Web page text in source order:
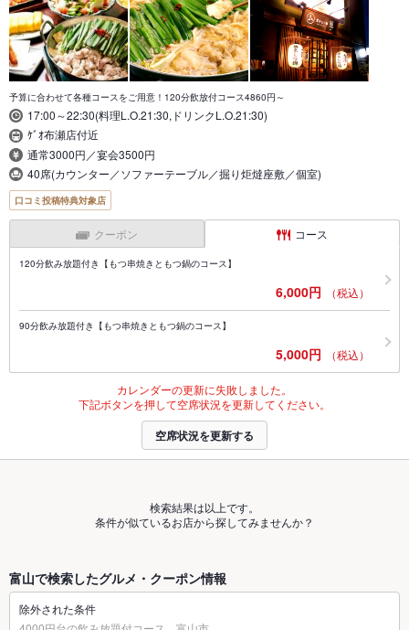
予算に合わせて各種コースをご用意！120分飲放付コース4860円～
17:00～22:30(料理L.O.21:30,ドリンクL.O.21:30)
ｹﾞｵ布瀬店付近
通常3000円／宴会3500円
40席(カウンター／ソファーテーブル／掘り炬燵座敷／個室)
口コミ投稿特典対象店
クーポン コース
120分飲み放題付き【もつ串焼きともつ鍋のコース】
6,000円 （税込）
90分飲み放題付き【もつ串焼きともつ鍋のコース】
5,000円 （税込）
カレンダーの更新に失敗しました。
下記ボタンを押して空席状況を更新してください。
空席状況を更新する
検索結果は以上です。
条件が似ているお店から探してみませんか？
富山で検索したグルメ・クーポン情報
除外された条件